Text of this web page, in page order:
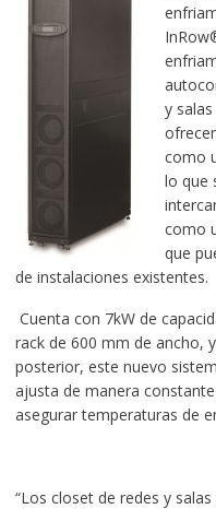
y
como
lo que
como
que
de instalaciones existentes.
Cuenta con 7kW de
rack de 600 mm de ancho,
posterior, este nuevo
ajusta de manera
asegurar temperaturas de
“Los closet de redes y